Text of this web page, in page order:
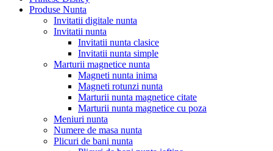
Produse Nunta
Invitatii digitale nunta
Invitatii nunta
Invitatii nunta clasice
Invitatii nunta simple
Marturii magnetice nunta
Magneti nunta inima
Magneti rotunzi nunta
Marturii nunta magnetice citate
Marturii nunta magnetice cu poza
Meniuri nunta
Numere de masa nunta
Plicuri de bani nunta